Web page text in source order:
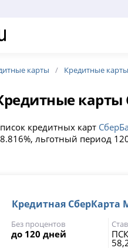
карты Кредитные
карты
кредитных карт
льготный период
Кредитная СберКарта
Без процентов
до 120 дней